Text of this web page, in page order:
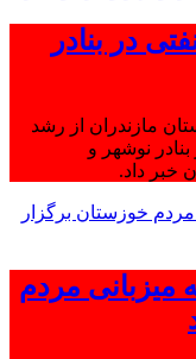
در بنادر
مازندران از رشد
نوشهر و
خبر داد.
میزبانی مردم